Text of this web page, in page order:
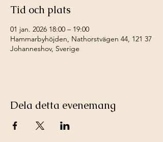
Tid och plats
01 jan. 2026 18:00 – 19:00
Hammarbyhöjden, Nathorstvägen 44, 121 37
Johanneshov, Sverige
Dela detta evenemang